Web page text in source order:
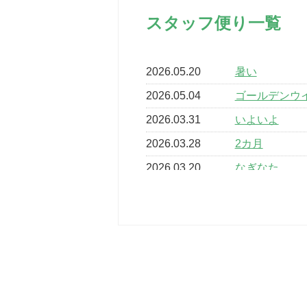
スタッフ便り一覧
2026.05.20 暑い
2026.05.04 ゴールデンウ
2026.03.31 いよいよ
2026.03.28 2カ月
2026.03.20 なぎなた